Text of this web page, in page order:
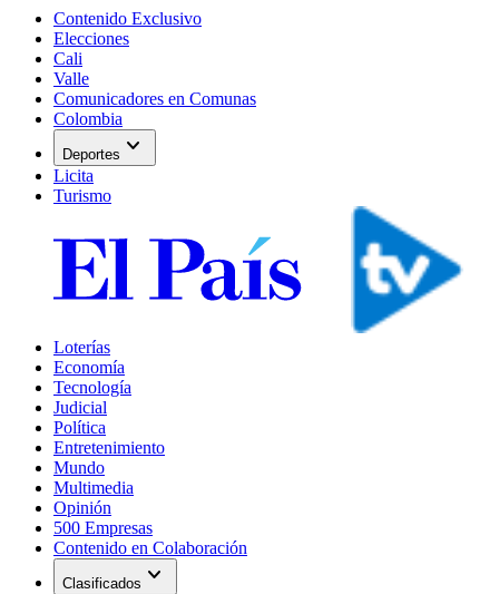
Contenido Exclusivo
Elecciones
Cali
Valle
Comunicadores en Comunas
Colombia
Deportes expand_more
Licita
Turismo
Loterías
Economía
Tecnología
Judicial
Política
Entretenimiento
Mundo
Multimedia
Opinión
500 Empresas
Contenido en Colaboración
Clasificados expand_more